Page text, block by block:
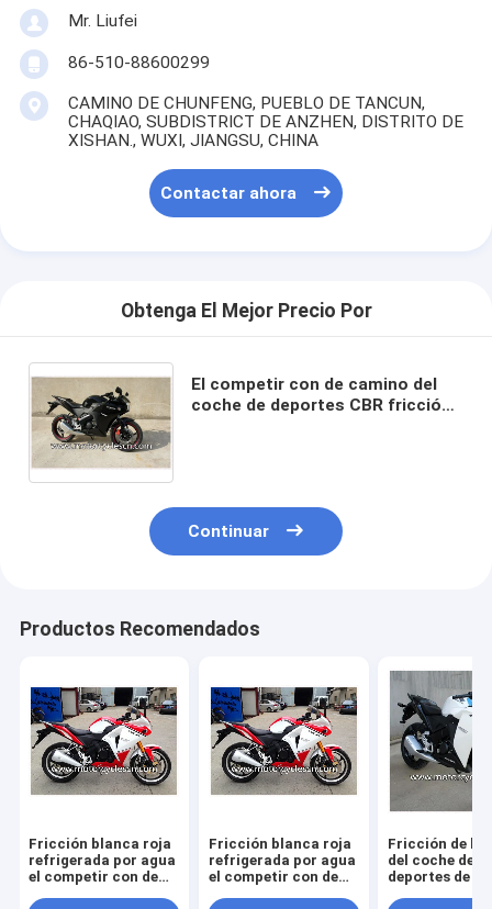
Mr. Liufei
86-510-88600299
CAMINO DE CHUNFENG, PUEBLO DE TANCUN,
CHAQIAO, SUBDISTRICT DE ANZHEN, DISTRITO DE
XISHAN., WUXI, JIANGSU, CHINA
Contactar ahora
Obtenga El Mejor Precio Por
El competir con de camino del
coche de deportes CBR fricción
Continuar
Productos Recomendados
Fricción blanca roja
refrigerada por agua
el competir con de
Fricción blanca roja
refrigerada por agua
el competir con de
Fricción de la
del coche de
deportes de